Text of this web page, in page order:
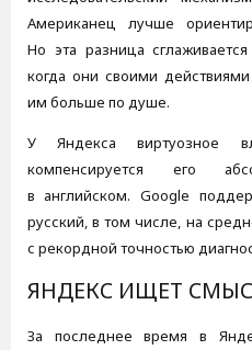
Американец лучше
Но эта разница
когда они своими
им больше по душе.
У Яндекса виртуозное
компенсируется его
в английском. Google
русский, в том числе, на
с рекордной точностью
ЯНДЕКС ИЩЕТ
За последнее время в